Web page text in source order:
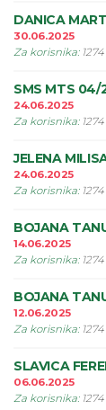
DANICA
30.06.2025
Za korisnika: 1274
SMS MTS 04/
24.06.2025
Za korisnika: 1274
JELENA
24.06.2025
Za korisnika: 1274
BOJANA
14.06.2025
Za korisnika: 1274
BOJANA
12.06.2025
Za korisnika: 1274
SLAVICA
06.06.2025
Za korisnika: 1274